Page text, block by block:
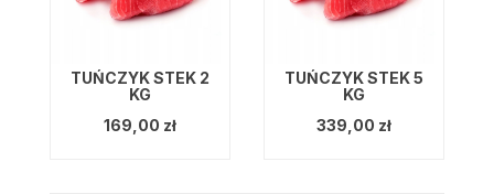
TUŃCZYK STEK 2
KG
169,00 zł
TUŃCZYK STEK 5
KG
339,00 zł